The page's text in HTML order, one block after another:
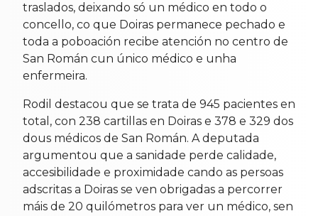
traslados, deixando só un médico en todo o
concello, co que Doiras permanece pechado e
toda a poboación recibe atención no centro de
San Román cun único médico e unha
enfermeira.
Rodil destacou que se trata de 945 pacientes en
total, con 238 cartillas en Doiras e 378 e 329 dos
dous médicos de San Román. A deputada
argumentou que a sanidade perde calidade,
accesibilidade e proximidade cando as persoas
adscritas a Doiras se ven obrigadas a percorrer
máis de 20 quilómetros para ver un médico, sen